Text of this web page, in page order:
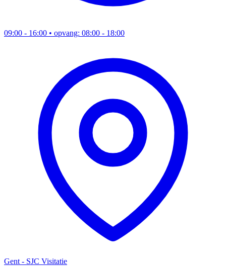
09:00 - 16:00 • opvang: 08:00 - 18:00
Gent - SJC Visitatie